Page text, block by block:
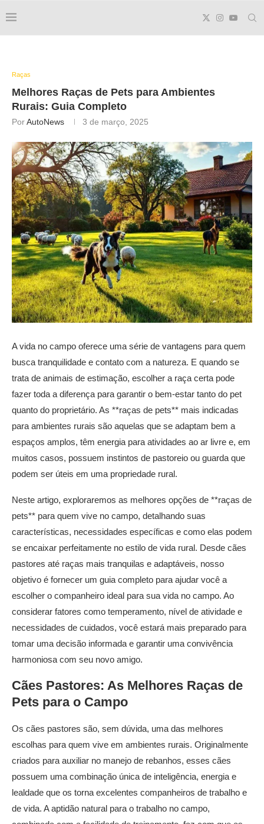
Raças
Melhores Raças de Pets para Ambientes
Rurais: Guia Completo
PorAutoNews 3 de março, 2025
A vida no campo oferece uma série de vantagens para quem
busca tranquilidade e contato com a natureza. E quando se
trata de animais de estimação, escolher a raça certa pode
fazer toda a diferença para garantir o bem-estar tanto do pet
quanto do proprietário. As **raças de pets** mais indicadas
para ambientes rurais são aquelas que se adaptam bem a
espaços amplos, têm energia para atividades ao ar livre e, em
muitos casos, possuem instintos de pastoreio ou guarda que
podem ser úteis em uma propriedade rural.
Neste artigo, exploraremos as melhores opções de **raças de
pets** para quem vive no campo, detalhando suas
características, necessidades específicas e como elas podem
se encaixar perfeitamente no estilo de vida rural. Desde cães
pastores até raças mais tranquilas e adaptáveis, nosso
objetivo é fornecer um guia completo para ajudar você a
escolher o companheiro ideal para sua vida no campo. Ao
considerar fatores como temperamento, nível de atividade e
necessidades de cuidados, você estará mais preparado para
tomar uma decisão informada e garantir uma convivência
harmoniosa com seu novo amigo.
Cães Pastores: As Melhores Raças de
Pets para o Campo
Os cães pastores são, sem dúvida, uma das melhores
escolhas para quem vive em ambientes rurais. Originalmente
criados para auxiliar no manejo de rebanhos, esses cães
possuem uma combinação única de inteligência, energia e
lealdade que os torna excelentes companheiros de trabalho e
de vida. A aptidão natural para o trabalho no campo,